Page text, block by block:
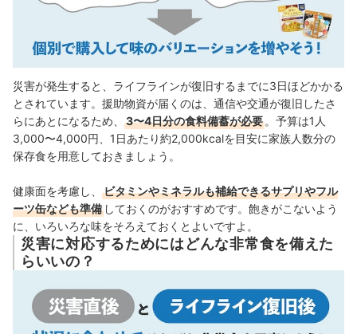
災害が発生すると、ライフラインが復旧するまでに3日ほどかかる
とされています。援助物資が届くのは、通信や交通が復旧したさ
らにあとになるため、
3〜4日分の食料備蓄が必要 。予算は1人
3,000〜4,000円、1日あたり約2,000kcalを目安に家族人数分の
保存食を用意しておきましょう。
健康面を考慮し、 ビタミンやミネラルも補給できるサプリやフル
ーツ缶なども準備 しておくのがおすすめです。飽きがこないよう
に、いろいろな味をそろえておくとよいですよ。
災害に対応するためにはどんな非常食を備えた
らいいの？